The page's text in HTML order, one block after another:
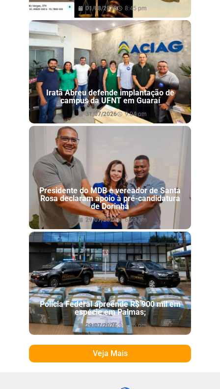
01/08/2026 8:45 pm
Iratã Abreu defende implantação de
campus da UFNT em Guaraí
31/07/2026 9:04 pm
Presidente do MDB e vereador de Santa
Rosa declaram apoio à pré-candidatura
de Dorinha
29/07/2026 6:53 pm
Polícia Federal apreende R$ 900 mil em
espécie em Palmas;
29/07/2026 6:46 pm
Veja Mais